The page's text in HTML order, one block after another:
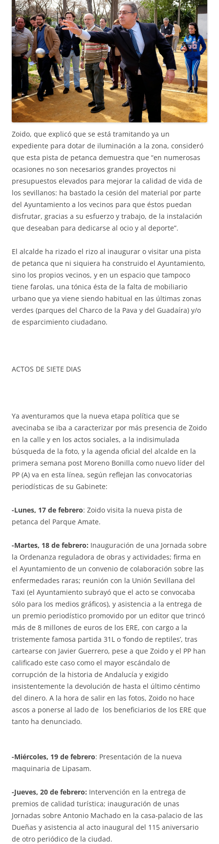
Zoido, que explicó que se está tramitando ya un
expediente para dotar de iluminación a la zona, consideró
que esta pista de petanca demuestra que “en numerosas
ocasiones no son necesarios grandes proyectos ni
presupuestos elevados para mejorar la calidad de vida de
los sevillanos: ha bastado la cesión del material por parte
del Ayuntamiento a los vecinos para que éstos puedan
disfrutar, gracias a su esfuerzo y trabajo, de la instalación
que deseaban para dedicarse al ocio y al deporte”.
El alcalde ha rizado el rizo al inaugurar o visitar una pista
de petanca que ni siquiera ha construido el Ayuntamiento,
sino los propios vecinos, y en un espacio que tampoco
tiene farolas, una tónica ésta de la falta de mobiliario
urbano que ya viene siendo habitual en las últimas zonas
verdes (parques del Charco de la Pava y del Guadaíra) y/o
de esparcimiento ciudadano.
ACTOS DE SIETE DIAS
Ya aventuramos que la nueva etapa política que se
avecinaba se iba a caracterizar por más presencia de Zoido
en la calle y en los actos sociales, a la indisimulada
búsqueda de la foto, y la agenda oficial del alcalde en la
primera semana post Moreno Bonilla como nuevo líder del
PP (A) va en esta línea, según reflejan las convocatorias
periodísticas de su Gabinete:
-Lunes, 17 de febrero: Zoido visita la nueva pista de
petanca del Parque Amate.
-Martes, 18 de febrero: Inauguración de una Jornada sobre
la Ordenanza reguladora de obras y actividades; firma en
el Ayuntamiento de un convenio de colaboración sobre las
enfermedades raras; reunión con la Unión Sevillana del
Taxi (el Ayuntamiento subrayó que el acto se convocaba
sólo para los medios gráficos), y asistencia a la entrega de
un premio periodístico promovido por un editor que trincó
más de 8 millones de euros de los ERE, con cargo a la
tristemente famosa partida 31L o ‘fondo de reptiles’, tras
cartearse con Javier Guerrero, pese a que Zoido y el PP han
calificado este caso como el mayor escándalo de
corrupción de la historia de Andalucía y exigido
insistentemente la devolución de hasta el último céntimo
del dinero. A la hora de salir en las fotos, Zoido no hace
ascos a ponerse al lado de los beneficiarios de los ERE que
tanto ha denunciado.
-Miércoles, 19 de febrero: Presentación de la nueva
maquinaria de Lipasam.
-Jueves, 20 de febrero: Intervención en la entrega de
premios de calidad turística; inauguración de unas
Jornadas sobre Antonio Machado en la casa-palacio de las
Dueñas y asistencia al acto inaugural del 115 aniversario
de otro periódico de la ciudad.